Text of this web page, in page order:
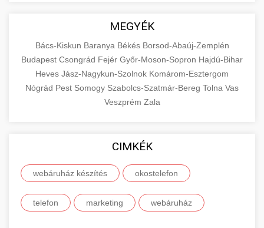
MEGYÉK
Bács-Kiskun Baranya Békés Borsod-Abaúj-Zemplén
Budapest Csongrád Fejér Győr-Moson-Sopron Hajdú-Bihar
Heves Jász-Nagykun-Szolnok Komárom-Esztergom
Nógrád Pest Somogy Szabolcs-Szatmár-Bereg Tolna Vas
Veszprém Zala
CIMKÉK
webáruház készítés okostelefon
telefon marketing webáruház